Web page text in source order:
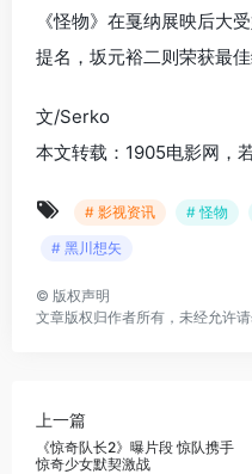
《怪物》在戛纳展映后大
提名，坂元裕二则荣获最佳
文/Serko
本文转载：1905电影网，
# 影视资讯 # 怪物
# 黑川想矢
© 版权声明
文章版权归作者所有，未经允许请
上一篇
《惊奇队长2》曝片段 惊队携手
惊奇少女默契激战